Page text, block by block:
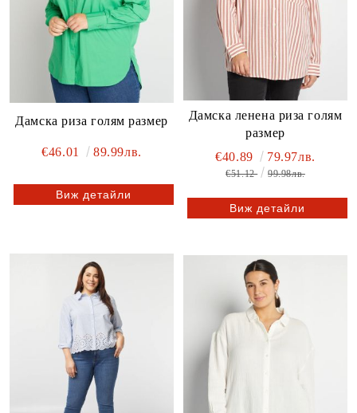
Дамска риза голям размер
€46.01 89.99лв.
Виж детайли
Дамска ленена риза голям
размер
€40.89 79.97лв.
€51.12 99.98лв.
Виж детайли